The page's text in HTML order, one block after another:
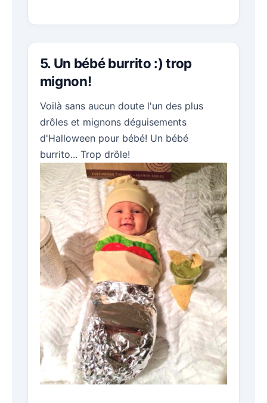
5. Un bébé burrito :) trop
mignon!
Voilà sans aucun doute l'un des plus
drôles et mignons déguisements
d'Halloween pour bébé! Un bébé
burrito... Trop drôle!